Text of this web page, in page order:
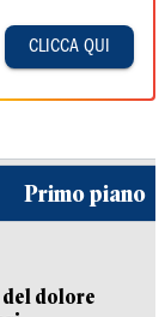
CLICCA QUI
Primo piano
dolore